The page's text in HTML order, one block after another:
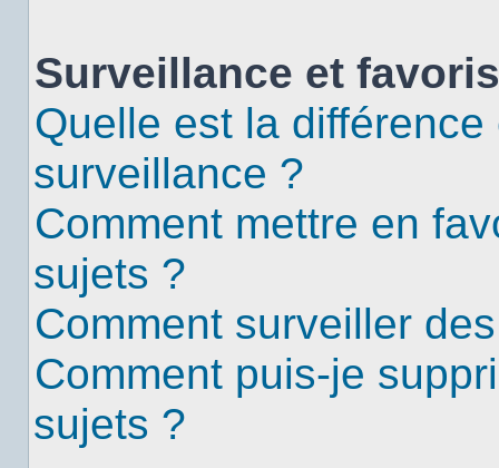
Surveillance et favoris
Quelle est la
surveillance ?
Comment mettre en
sujets ?
Comment surveiller
Comment puis-je
sujets ?